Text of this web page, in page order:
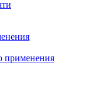
применения